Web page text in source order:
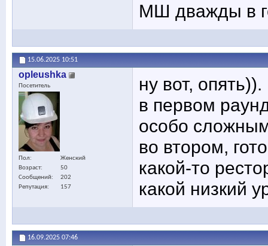
МШ дважды в
15.06.2025 10:51
opleushka
Посетитель
Пол
Женский
Возраст
50
Сообщений
202
Репутация
157
ну вот, опять)).
в первом
особо
во втором,
какой-то
какой низкий
16.09.2025 07:46